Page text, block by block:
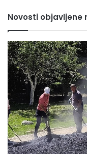
Novosti objavljene